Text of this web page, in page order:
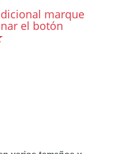
marque
el botón